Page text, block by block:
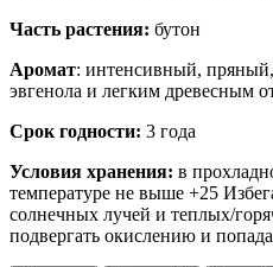
Часть растения: бутон
Аромат: интенсивный,
эвгенола и легким древесным
Срок годности: 3 года
Условия хранения: в
температуре не выше +25
солнечных лучей и теплых/
подвергать окислению и